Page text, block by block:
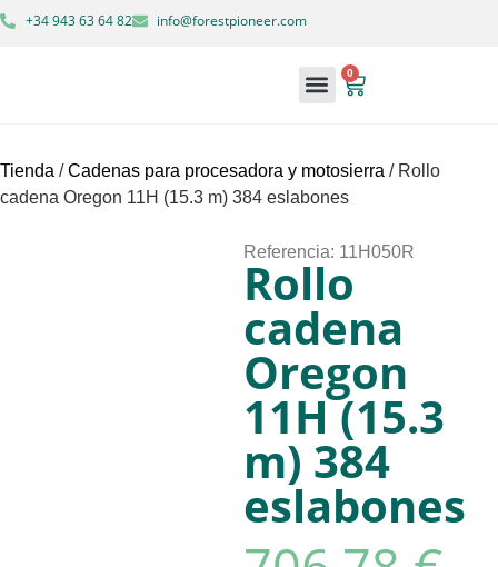
+34 943 63 64 82 info@forestpioneer.com
0
Tienda /Cadenas para procesadora y motosierra / Rollo
cadena Oregon 11H (15.3 m) 384 eslabones
Referencia: 11H050R
Rollo
cadena
Oregon
11H (15.3
m) 384
eslabones